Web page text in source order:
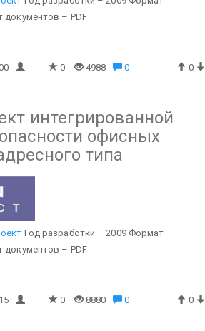
документов – PDF
0 4988 0
0
интегрированной
офисных
типа
Год разработки – 2009Формат
документов – PDF
0 8880 0
0